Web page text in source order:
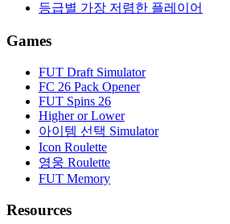
등급별 가장 저렴한 플레이어
Games
FUT Draft Simulator
FC 26 Pack Opener
FUT Spins 26
Higher or Lower
아이템 선택 Simulator
Icon Roulette
영웅 Roulette
FUT Memory
Resources